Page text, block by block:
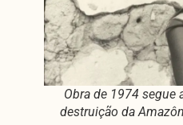
Obra de 1974 segue
destruição da